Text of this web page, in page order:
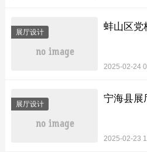
展厅设计 蚌山区党
2025-02-24
展厅设计 宁海县展
2025-02-23